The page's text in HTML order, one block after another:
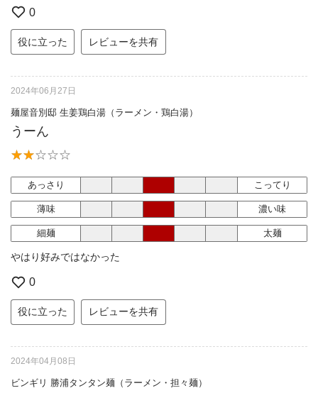
0
役に立った レビューを共有
2024年06月27日
麺屋音別邸 生姜鶏白湯（ラーメン・鶏白湯）
うーん
あっさり こってり
薄味 濃い味
細麺 太麺
やはり好みではなかった
0
役に立った レビューを共有
2024年04月08日
ビンギリ 勝浦タンタン麺（ラーメン・担々麺）